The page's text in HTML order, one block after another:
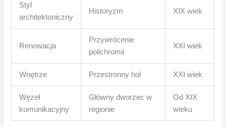
Styl
architektoniczny
Historyzm XIX wiek
Renowacja
Przywrócenie
polichromii
XXI wiek
Wnętrze Przestronny hol XXI wiek
Węzeł
komunikacyjny
Główny dworzec w
regionie
Od XIX
wieku